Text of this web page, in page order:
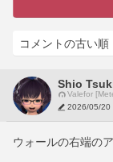
Shio
Valefor
2026/05/20
ウォールの右端の